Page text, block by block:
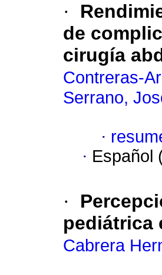
·
de
cirugía
Contreras-
Serrano,
·
· Español
·
pediátrica
Cabrera